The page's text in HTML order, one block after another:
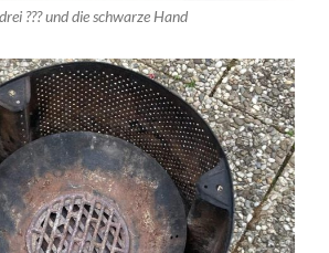
??? und die schwarze Hand